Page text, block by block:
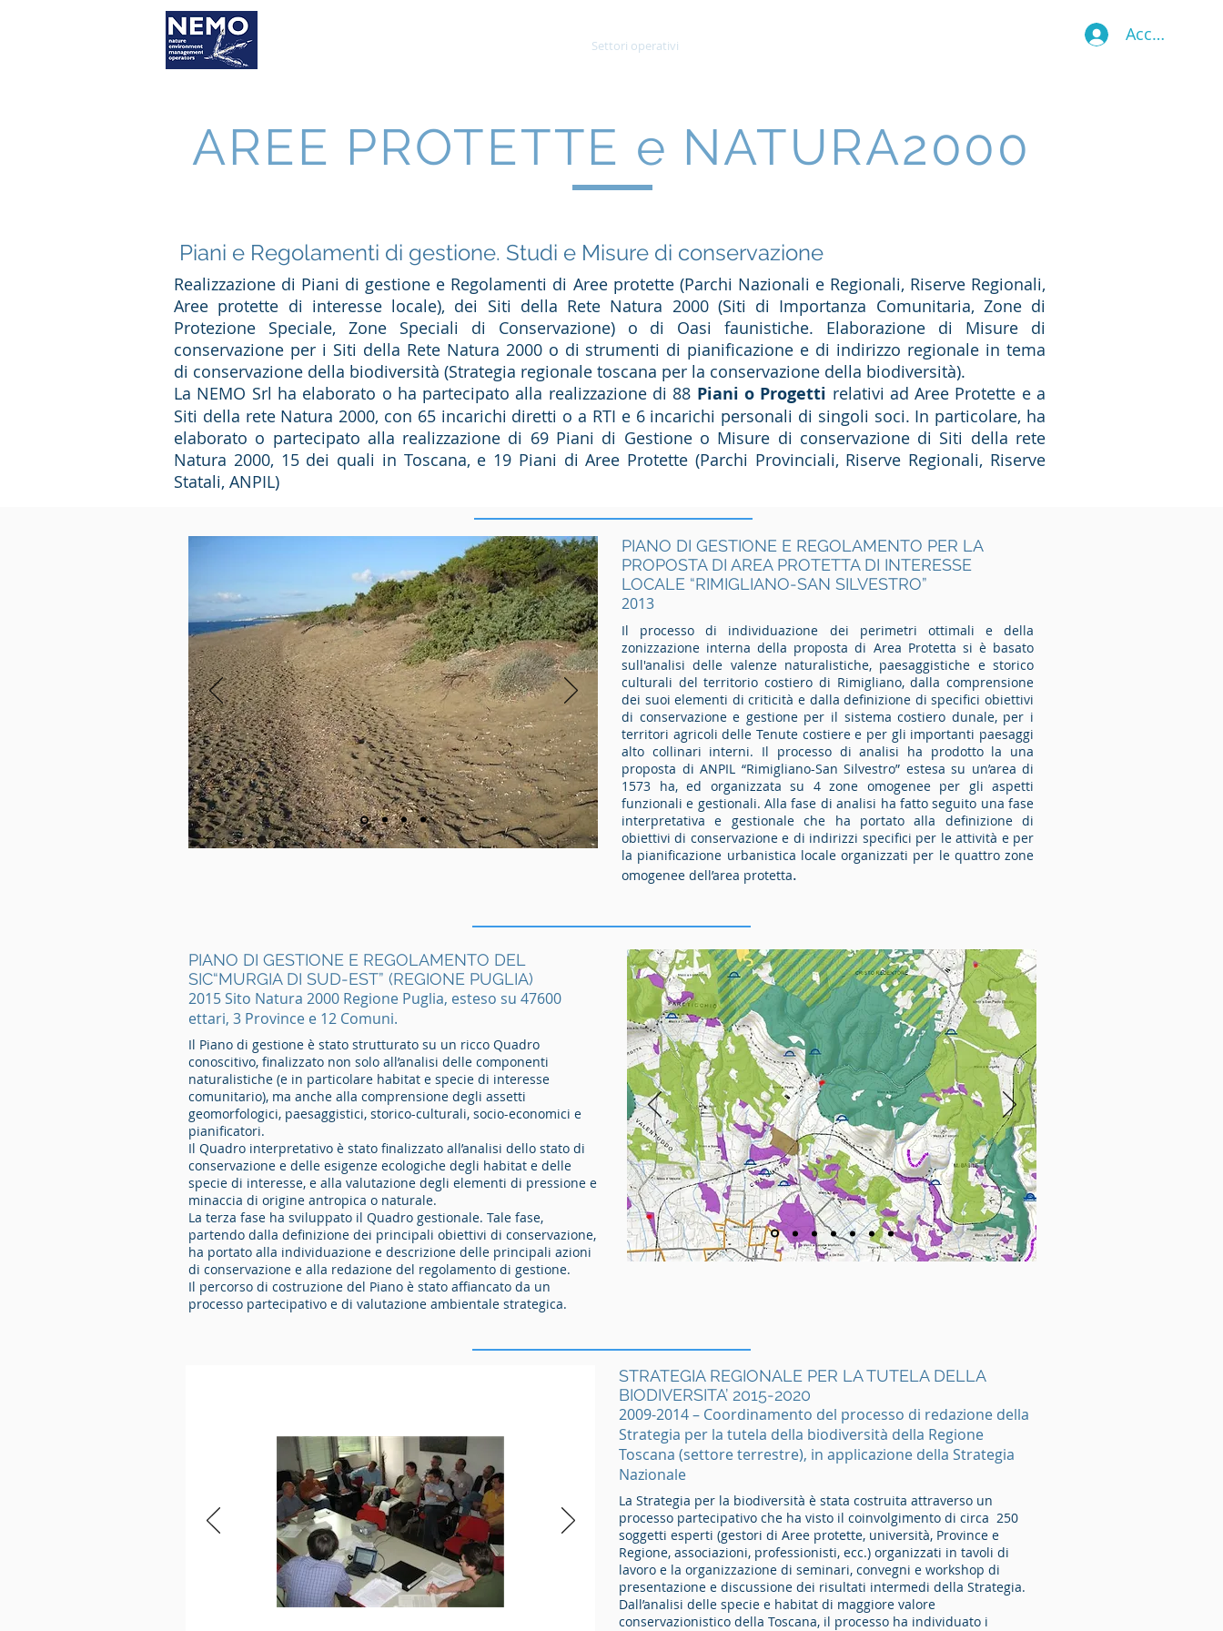
Settori operativi
Accedi
AREE PROTETTE e NATURA2000
Piani e Regolamenti di gestione. Studi e Misure di conservazione
Realizzazione di Piani di gestione e Regolamenti di Aree protette (Parchi Nazionali e Regionali, Riserve Regionali,
Aree protette di interesse locale), dei Siti della Rete Natura 2000 (Siti di Importanza Comunitaria, Zone di
Protezione Speciale, Zone Speciali di Conservazione) o di Oasi faunistiche. Elaborazione di Misure di
conservazione per i Siti della Rete Natura 2000 o di strumenti di pianificazione e di indirizzo regionale in tema
di conservazione della biodiversità (Strategia regionale toscana per la conservazione della biodiversità).
La NEMO Srl ha elaborato o ha partecipato alla realizzazione di 88 Piani o Progetti relativi ad Aree Protette e a
Siti della rete Natura 2000, con 65 incarichi diretti o a RTI e 6 incarichi personali di singoli soci. In particolare, ha
elaborato o partecipato alla realizzazione di 69 Piani di Gestione o Misure di conservazione di Siti della rete
Natura 2000, 15 dei quali in Toscana, e 19 Piani di Aree Protette (Parchi Provinciali, Riserve Regionali, Riserve
Statali, ANPIL)
PIANO DI GESTIONE E REGOLAMENTO PER LA
PROPOSTA DI AREA PROTETTA DI INTERESSE
LOCALE “RIMIGLIANO-SAN SILVESTRO”
2013
Il processo di individuazione dei perimetri ottimali e della
zonizzazione interna della proposta di Area Protetta si è basato
sull'analisi delle valenze naturalistiche, paesaggistiche e storico
culturali del territorio costiero di Rimigliano, dalla comprensione
dei suoi elementi di criticità e dalla definizione di specifici obiettivi
di conservazione e gestione per il sistema costiero dunale, per i
territori agricoli delle Tenute costiere e per gli importanti paesaggi
alto collinari interni. Il processo di analisi ha prodotto la una
proposta di ANPIL “Rimigliano-San Silvestro” estesa su un’area di
1573 ha, ed organizzata su 4 zone omogenee per gli aspetti
funzionali e gestionali.Alla fase di analisi ha fatto seguito una fase
interpretativa e gestionale che ha portato alla definizione di
obiettivi di conservazione e di indirizzi specifici per le attività e per
la pianificazione urbanistica locale organizzati per le quattro zone
omogenee dell’area protetta.
PIANO DI GESTIONE E REGOLAMENTO DEL
SIC“MURGIA DI SUD-EST” (REGIONE PUGLIA)
2015 Sito Natura 2000 Regione Puglia, esteso su 47600
ettari, 3 Province e 12 Comuni.
Il Piano di gestione è stato strutturato su un ricco Quadro
conoscitivo, finalizzato non solo all’analisi delle componenti
naturalistiche (e in particolare habitat e specie di interesse
comunitario), ma anche alla comprensione degli assetti
geomorfologici, paesaggistici, storico-culturali, socio-economici e
pianificatori.
Il Quadro interpretativo è stato finalizzato all’analisi dello stato di
conservazione e delle esigenze ecologiche degli habitat e delle
specie di interesse, e alla valutazione degli elementi di pressione e
minaccia di origine antropica o naturale.
La terza fase ha sviluppato il Quadro gestionale. Tale fase,
partendo dalla definizione dei principali obiettivi di conservazione,
ha portato alla individuazione e descrizione delle principali azioni
di conservazione e alla redazione del regolamento di gestione.
Il percorso di costruzione del Piano è stato affiancato da un
processo partecipativo e di valutazione ambientale strategica.
STRATEGIA REGIONALE PER LA TUTELA DELLA
BIODIVERSITA’ 2015-2020
2009-2014 – Coordinamento del processo di redazione della
Strategia per la tutela della biodiversità della Regione
Toscana (settore terrestre), in applicazione della Strategia
Nazionale
La Strategia per la biodiversità è stata costruita attraverso un
processo partecipativo che ha visto il coinvolgimento di circa 250
soggetti esperti (gestori di Aree protette, università, Province e
Regione, associazioni, professionisti, ecc.) organizzati in tavoli di
lavoro e la organizzazione di seminari, convegni e workshop di
presentazione e discussione dei risultati intermedi della Strategia.
Dall’analisi delle specie e habitat di maggiore valore
conservazionistico della Toscana, il processo ha individuato i